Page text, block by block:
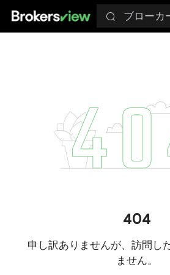
ブローカ
404
申し訳ありませんが、訪問し
ません。